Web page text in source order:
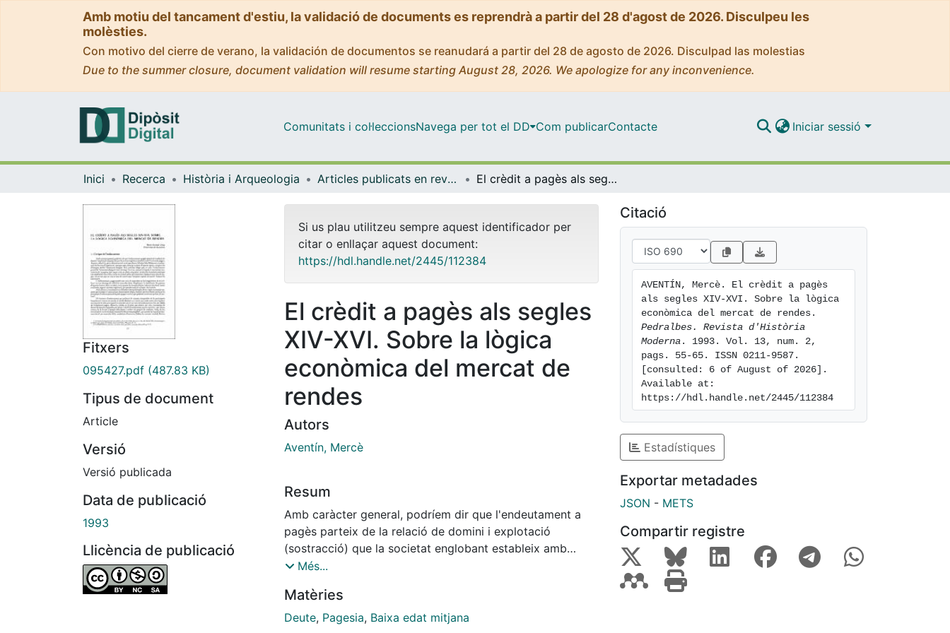
Amb motiu del tancament d'estiu, la validació de documents es reprendrà a partir del 28 d'agost de 2026. Disculpeu les
molèsties.
Con motivo del cierre de verano, la validación de documentos se reanudará a partir del 28 de agosto de 2026. Disculpad las molestias
Due to the summer closure, document validation will resume starting August 28, 2026. We apologize for any inconvenience.
Comunitats i col·leccionsNavega per tot el DD Com publicarContacte Iniciar sessió
Inici Recerca Història i Arqueologia Articles publicats en revistes (Història i Arqueologia) El crèdit a pagès als segles XIV-XVI. Sobre la lògica econòmica del mercat de rendes
Fitxers
095427.pdf (487.83 KB)
Tipus de document
Article
Versió
Versió publicada
Data de publicació
1993
Llicència de publicació
Si us plau utilitzeu sempre aquest identificador per
citar o enllaçar aquest document:
https://hdl.handle.net/2445/112384
El crèdit a pagès als segles
XIV-XVI. Sobre la lògica
econòmica del mercat de
rendes
Autors
Aventín, Mercè
Resum
Amb caràcter general, podríem dir que l'endeutament a
pagès parteix de la relació de domini i explotació
(sostracció) que la societat englobant estableix amb
l'economia pagesa. Aquesta relació és, però, dinàmica en
les formes d'explotació, concepte que, almenys a partir
d'aquesta època, integra o ha d'integrar també l'intercanvi
Més...
Matèries
Deute, Pagesia, Baixa edat mitjana
Citació
AVENTÍN, Mercè. El crèdit a pagès
als segles XIV-XVI. Sobre la lògica
Pedralbes. Revista d'Història
Moderna . 1993. Vol. 13, num. 2,
pags. 55-65. ISSN 0211-9587.
[consulted: 6 of August of 2026].
Available at:
https://hdl.handle.net/2445/112384
Estadístiques
Exportar metadades
JSON - METS
Compartir registre